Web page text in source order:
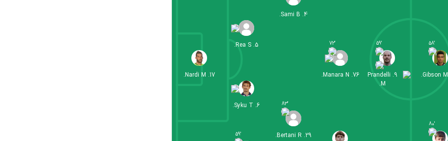
80'
Gibson M.
58'
17
.
Nardi M.
59'
6
.
Syku T.
5
.
Rea S.
29
.
Bertani R.
83'
4
.
Sami B.
76
.
Manara N.
72'
9
.
Prandelli
M.
59'